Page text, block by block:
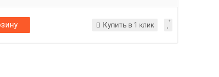
Купить в 1 клик